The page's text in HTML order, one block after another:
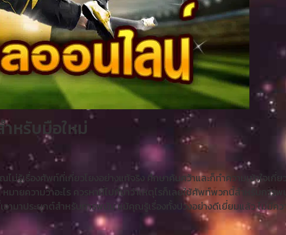
หรับมือใหม่
ม่รู้เรื่องศัพท์ที่เกี่ยวโยงอย่างแท้จริง ศึกษาค้นคว้าและก็ทำความเข้าใจเกี่
ยความว่าอะไร ควรหาที่ไปที่มาว่าเหตุไรก็เลยใช้ศัพท์พวกนี้สำหรับการพ
ามาประยุกต์สำหรับการพนัน แม้คุณรู้เรื่องทั้งปวงอย่างดีเยี่ยมแล้ว ไม่มีคว